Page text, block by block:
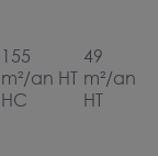
155
m²/an HT
HC
49
m²/an
HT